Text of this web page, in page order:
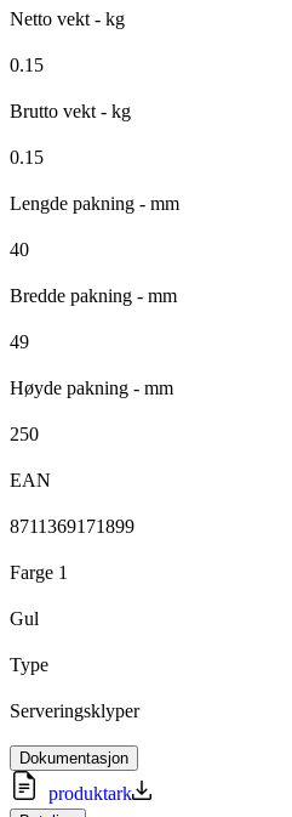
Netto vekt - kg
0.15
Brutto vekt - kg
0.15
Lengde pakning - mm
40
Bredde pakning - mm
49
Høyde pakning - mm
250
EAN
8711369171899
Farge 1
Gul
Type
Serveringsklyper
Dokumentasjon
produktark